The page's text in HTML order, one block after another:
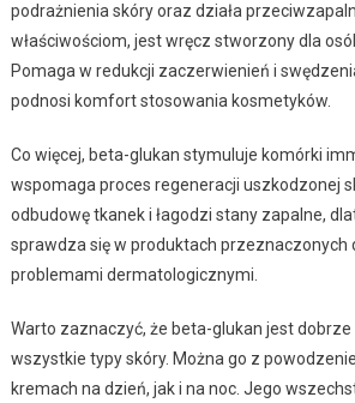
podrażnienia skóry oraz działa
właściwościom, jest wręcz stworzony dla
Pomaga w redukcji zaczerwienień i
podnosi komfort stosowania kosmetyków.
Co więcej, beta-glukan stymuluje komórki
wspomaga proces regeneracji uszkodzonej
odbudowę tkanek i łagodzi stany zapalne,
sprawdza się w produktach przeznaczonych
problemami dermatologicznymi.
Warto zaznaczyć, że beta-glukan jest
wszystkie typy skóry. Można go z
kremach na dzień, jak i na noc. Jego